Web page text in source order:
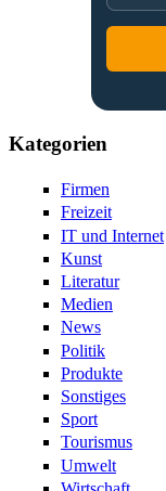
Kategorien
Firmen
Freizeit
IT und Internet
Kunst
Literatur
Medien
News
Politik
Produkte
Sonstiges
Sport
Tourismus
Umwelt